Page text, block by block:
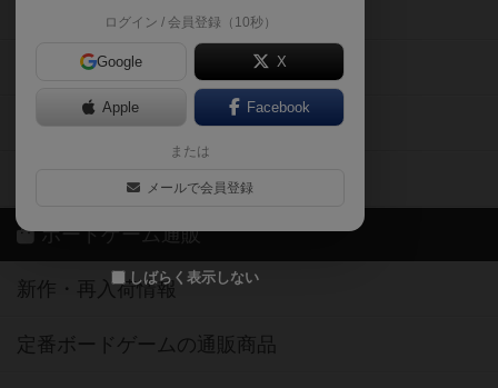
ログイン / 会員登録（10秒）
Google X
Apple Facebook
または
メールで会員登録
しばらく表示しない
掲示板・トピックス
ボドとも・会員一覧
ボードゲーム業界コラム
ボドゲーマご利用案内
ボードゲーム通販
新作・再入荷情報
定番ボードゲームの通販商品